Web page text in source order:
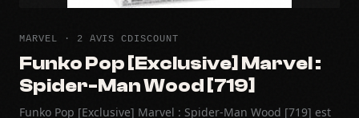
MARVEL · 2 AVIS CDISCOUNT
Funko Pop [Exclusive] Marvel :
Spider-Man Wood [719]
Funko Pop [Exclusive] Marvel : Spider-Man Wood [719] est